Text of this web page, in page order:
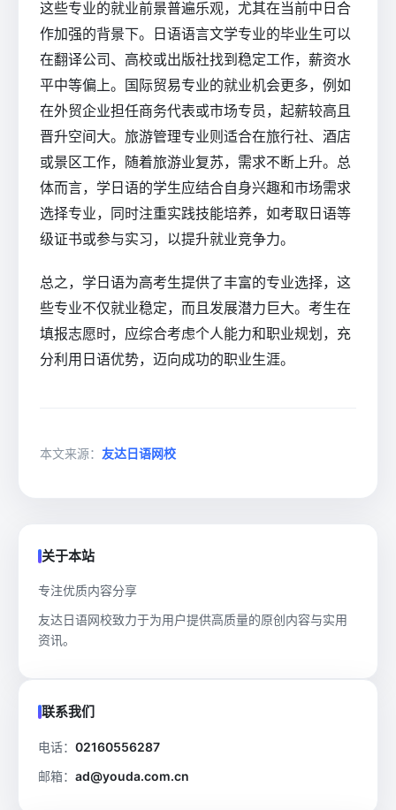
这些专业的就业前景普遍乐观，尤其在当前中日合
作加强的背景下。日语语言文学专业的毕业生可以
在翻译公司、高校或出版社找到稳定工作，薪资水
平中等偏上。国际贸易专业的就业机会更多，例如
在外贸企业担任商务代表或市场专员，起薪较高且
晋升空间大。旅游管理专业则适合在旅行社、酒店
或景区工作，随着旅游业复苏，需求不断上升。总
体而言，学日语的学生应结合自身兴趣和市场需求
选择专业，同时注重实践技能培养，如考取日语等
级证书或参与实习，以提升就业竞争力。
总之，学日语为高考生提供了丰富的专业选择，这
些专业不仅就业稳定，而且发展潜力巨大。考生在
填报志愿时，应综合考虑个人能力和职业规划，充
分利用日语优势，迈向成功的职业生涯。
本文来源： 友达日语网校
关于本站
专注优质内容分享
友达日语网校致力于为用户提供高质量的原创内容与实用
资讯。
联系我们
电话： 02160556287
邮箱： ad@youda.com.cn